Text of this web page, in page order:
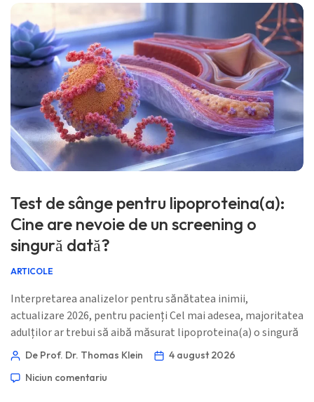
Test de sânge pentru lipoproteina(a):
Cine are nevoie de un screening o
singură dată?
ARTICOLE
Interpretarea analizelor pentru sănătatea inimii,
actualizare 2026, pentru pacienți Cel mai adesea, majoritatea
adulților ar trebui să aibă măsurat lipoproteina(a) o singură
dată, în special oricine are antecedente familiale de boală
colesterol crescut familial, îngustare a valvei aortice sau
De Prof. Dr. Thomas Klein
4 august 2026
Niciun comentariu